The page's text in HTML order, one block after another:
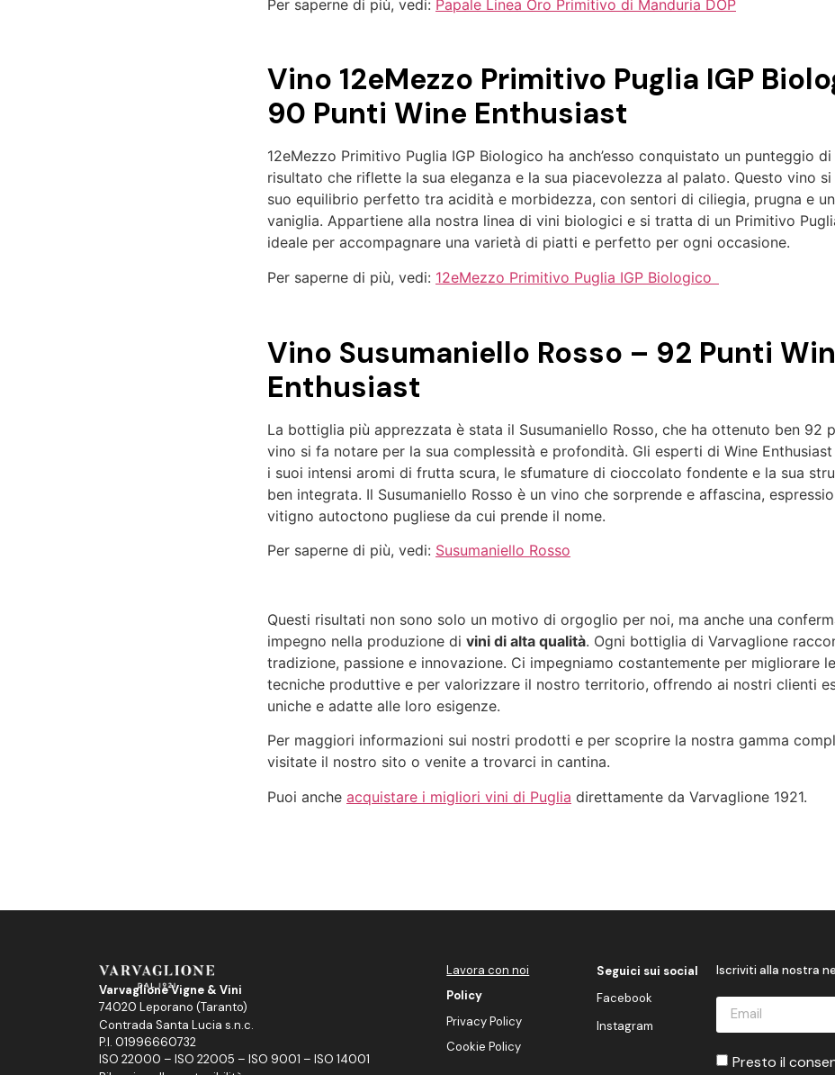
Per saperne di più, vedi: Papale Linea Oro Primitivo di Manduria DOP
Vino 12eMezzo Primitivo Puglia IGP
90 Punti Wine Enthusiast
12eMezzo Primitivo Puglia IGP Biologico ha anch’esso conquistato un punteggio
risultato che riflette la sua eleganza e la sua piacevolezza al palato. Questo vino
suo equilibrio perfetto tra acidità e morbidezza, con sentori di ciliegia, prugna e
vaniglia. Appartiene alla nostra linea di vini biologici e si tratta di un Primitivo
ideale per accompagnare una varietà di piatti e perfetto per ogni occasione.
Per saperne di più, vedi: 12eMezzo Primitivo Puglia IGP Biologico
Vino Susumaniello Rosso – 92 Punti
Enthusiast
La bottiglia più apprezzata è stata il Susumaniello Rosso, che ha ottenuto ben 92
vino si fa notare per la sua complessità e profondità. Gli esperti di Wine
i suoi intensi aromi di frutta scura, le sfumature di cioccolato fondente e la sua
ben integrata. Il Susumaniello Rosso è un vino che sorprende e affascina,
vitigno autoctono pugliese da cui prende il nome.
Per saperne di più, vedi: Susumaniello Rosso
Questi risultati non sono solo un motivo di orgoglio per noi, ma anche una
impegno nella produzione di vini di alta qualità. Ogni bottiglia di Varvaglione
tradizione, passione e innovazione. Ci impegniamo costantemente per migliorare
tecniche produttive e per valorizzare il nostro territorio, offrendo ai nostri clienti
uniche e adatte alle loro esigenze.
Per maggiori informazioni sui nostri prodotti e per scoprire la nostra gamma
visitate il nostro sito o venite a trovarci in cantina.
Puoi anche acquistare i migliori vini di Puglia direttamente da Varvaglione 1921.
Varvaglione Vigne & Vini
74020 Leporano (Taranto)
Contrada Santa Lucia s.n.c.
P.I. 01996660732
ISO 22000 – ISO 22005 – ISO 9001 – ISO 14001
Lavora con noi
Policy
Privacy Policy
Cookie Policy
Seguici sui social
Facebook
Instagram
Iscriviti alla nostra
Presto il